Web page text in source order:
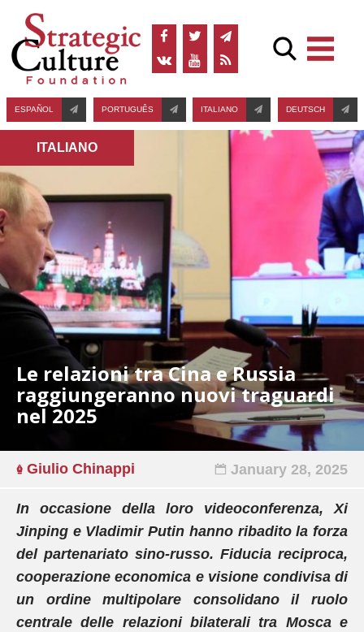
ESPAÑOL PORTUGUÊS ITALIANO DEUTSCH
ITALIANO
Le relazioni tra Cina e Russia
raggiungeranno nuovi traguardi
nel 2025
Giulio Chinappi January 28, 2025
In occasione della loro videoconferenza, Xi
Jinping e Vladimir Putin hanno ribadito la forza
del partenariato sino-russo. Fiducia reciproca,
cooperazione economica e visione condivisa di
un ordine multipolare consolidano il ruolo
centrale delle relazioni bilaterali tra Mosca e